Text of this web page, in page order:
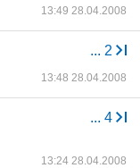
13:49 28.04.2008
... 2
13:48 28.04.2008
... 4
13:24 28.04.2008